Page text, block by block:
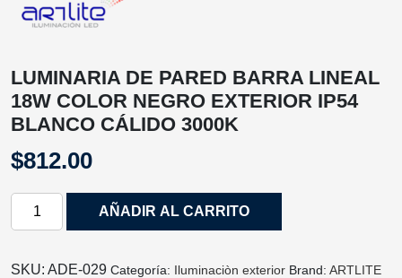
LUMINARIA DE PARED BARRA LINEAL
18W COLOR NEGRO EXTERIOR IP54
BLANCO CÁLIDO 3000K
$812.00
LUMINARIA
BARRA
AÑADIR AL CARRITO
SKU: ADE-029 Categoría: Iluminaciòn exterior Brand: ARTLITE